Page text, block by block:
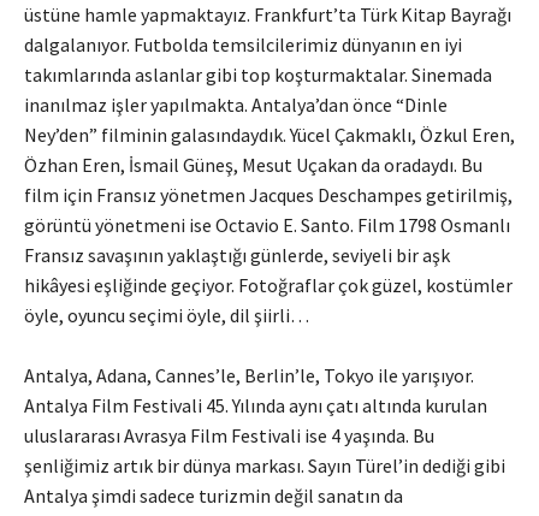
üstüne hamle yapmaktayız. Frankfurt’ta Türk Kitap Bayrağı
dalgalanıyor. Futbolda temsilcilerimiz dünyanın en iyi
takımlarında aslanlar gibi top koşturmaktalar. Sinemada
inanılmaz işler yapılmakta. Antalya’dan önce “Dinle
Ney’den” filminin galasındaydık. Yücel Çakmaklı, Özkul Eren,
Özhan Eren, İsmail Güneş, Mesut Uçakan da oradaydı. Bu
film için Fransız yönetmen Jacques Deschampes getirilmiş,
görüntü yönetmeni ise Octavio E. Santo. Film 1798 Osmanlı
Fransız savaşının yaklaştığı günlerde, seviyeli bir aşk
hikâyesi eşliğinde geçiyor. Fotoğraflar çok güzel, kostümler
öyle, oyuncu seçimi öyle, dil şiirli…
Antalya, Adana, Cannes’le, Berlin’le, Tokyo ile yarışıyor.
Antalya Film Festivali 45. Yılında aynı çatı altında kurulan
uluslararası Avrasya Film Festivali ise 4 yaşında. Bu
şenliğimiz artık bir dünya markası. Sayın Türel’in dediği gibi
Antalya şimdi sadece turizmin değil sanatın da